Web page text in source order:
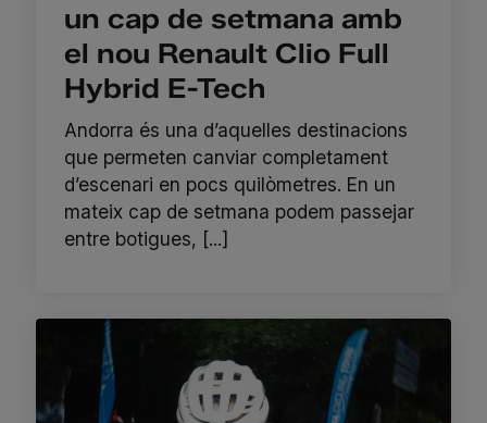
un cap de setmana amb
el nou Renault Clio Full
Hybrid E-Tech
Andorra és una d’aquelles destinacions
que permeten canviar completament
d’escenari en pocs quilòmetres. En un
mateix cap de setmana podem passejar
entre botigues, [...]